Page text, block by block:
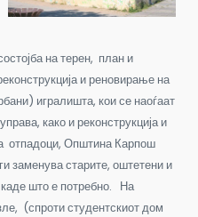
на терен, план и
и реновирање на
игралишта, кои се наоѓаат
како и реконструкција и
отпадоци, Општина Карпош
заменува старите, оштетени и
што е потребно. На
(спроти студентскиот дом